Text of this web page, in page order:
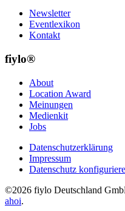
Newsletter
Eventlexikon
Kontakt
fiylo®
About
Location Award
Meinungen
Medienkit
Jobs
Datenschutzerklärung
Impressum
Datenschutz
©2026 fiylo Deutschland
ahoi.